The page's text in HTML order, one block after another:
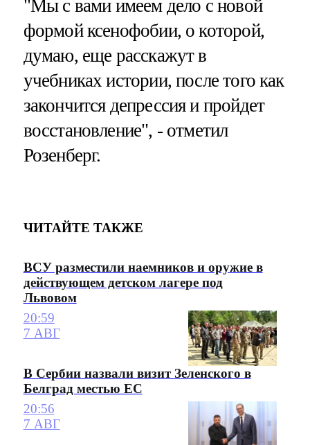
"Мы с вами имеем дело с новой
формой ксенофобии, о которой,
думаю, еще расскажут в
учебниках истории, после того как
закончится депрессия и пройдет
восстановление", - отметил
Розенберг.
ЧИТАЙТЕ ТАКЖЕ
ВСУ разместили наемников и оружие в
действующем детском лагере под
Львовом
20:59
7 АВГ
В Сербии назвали визит Зеленского в
Белград местью ЕС
20:56
7 АВГ